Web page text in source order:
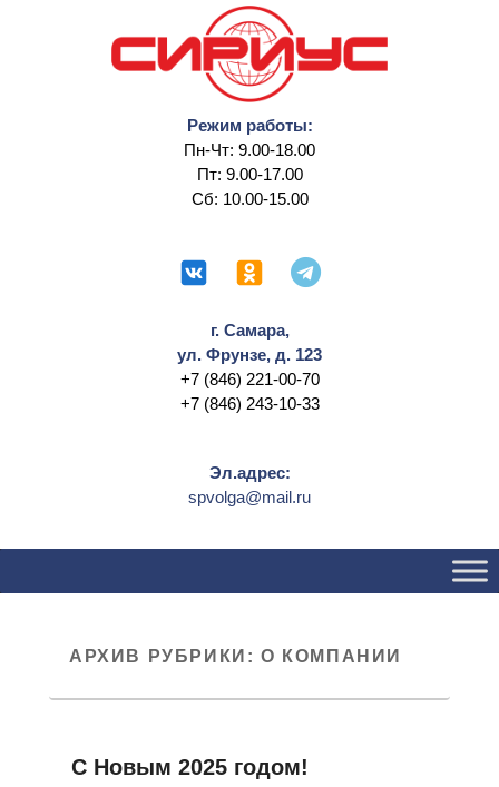
Режим работы:
Пн-Чт: 9.00-18.00
Пт: 9.00-17.00
Сб: 10.00-15.00
г. Самара,
ул. Фрунзе, д. 123
+7 (846) 221-00-70
+7 (846) 243-10-33
Эл.адрес:
spvolga@mail.ru
АРХИВ РУБРИКИ:О КОМПАНИИ
С Новым 2025 годом!